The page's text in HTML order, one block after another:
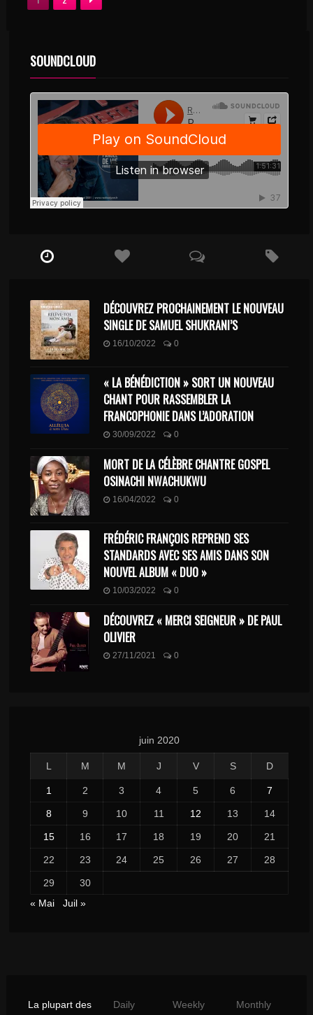
SOUNDCLOUD
DÉCOUVREZ PROCHAINEMENT LE NOUVEAU
SINGLE DE SAMUEL SHUKRANI’S
16/10/2022 0
« LA BÉNÉDICTION » SORT UN NOUVEAU
CHANT POUR RASSEMBLER LA
FRANCOPHONIE DANS L’ADORATION
30/09/2022 0
MORT DE LA CÉLÈBRE CHANTRE GOSPEL
OSINACHI NWACHUKWU
16/04/2022 0
FRÉDÉRIC FRANÇOIS REPREND SES
STANDARDS AVEC SES AMIS DANS SON
NOUVEL ALBUM « DUO »
10/03/2022 0
DÉCOUVREZ « MERCI SEIGNEUR » DE PAUL
OLIVIER
27/11/2021 0
juin 2020
L M M J V S D
1 2 3 4 5 6 7
8 9 10 11 12 13 14
15 16 17 18 19 20 21
22 23 24 25 26 27 28
29
30
« Mai
Juil »
La plupart des
Daily Weekly Monthly